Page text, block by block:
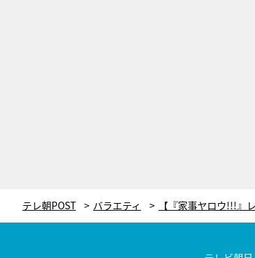
テレ朝POST バラエティ